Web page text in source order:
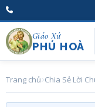
Giáo Xứ
PHÚ HOÀ
Trang chủ Chia Sẻ Lời